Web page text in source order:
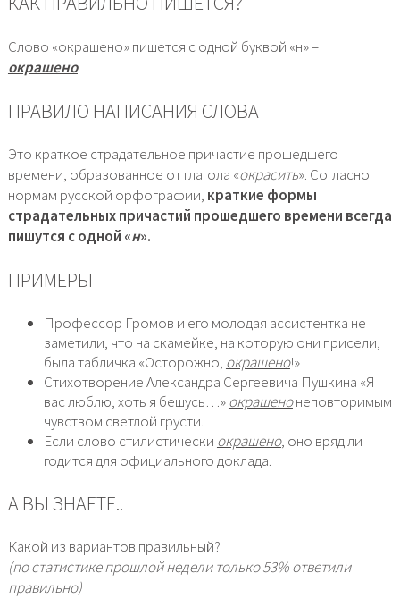
Слово «окрашено» пишется с одной буквой «н» –
окрашено.
ПРАВИЛО НАПИСАНИЯ СЛОВА
Это краткое страдательное причастие прошедшего
времени, образованное от глагола «окрасить». Согласно
нормам русской орфографии, краткие формы
страдательных причастий прошедшего времени всегда
пишутся с одной «н».
ПРИМЕРЫ
Профессор Громов и его молодая ассистентка не
заметили, что на скамейке, на которую они присели,
была табличка «Осторожно, окрашено!»
Стихотворение Александра Сергеевича Пушкина «Я
вас люблю, хоть я бешусь…»окрашенонеповторимым
чувством светлой грусти.
Если слово стилистически окрашено, оно вряд ли
годится для официального доклада.
А ВЫ ЗНАЕТЕ..
Какой из вариантов правильный?
(по статистике прошлой недели только 53% ответили
правильно)